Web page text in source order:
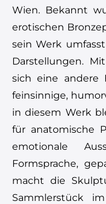
Wien. Bekannt
erotischen
sein Werk
Darstellungen.
sich eine andere
feinsinnige,
in diesem Werk
für anatomische
emotionale
Formsprache,
macht die
Sammlerstück